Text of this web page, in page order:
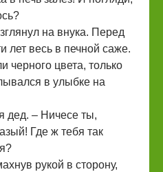
на внука. Перед
лет весь в печной саже.
черного цвета, только
в улыбке на
дед. – Ничесе ты,
Где ж тебя так
рукой в сторону,